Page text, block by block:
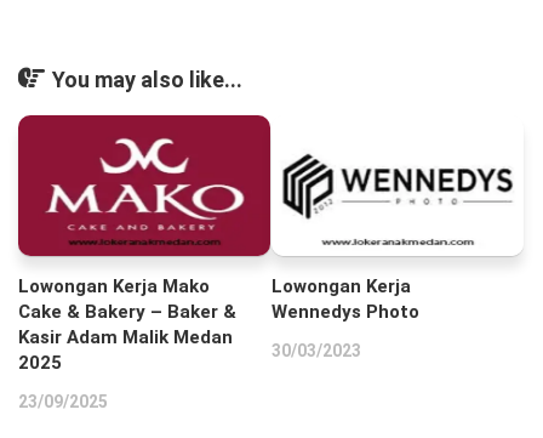
You may also like...
Lowongan Kerja Mako
Cake & Bakery – Baker &
Kasir Adam Malik Medan
2025
23/09/2025
Lowongan Kerja
Wennedys Photo
30/03/2023